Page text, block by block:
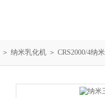
＞ 纳米乳化机 ＞ CRS2000/4纳